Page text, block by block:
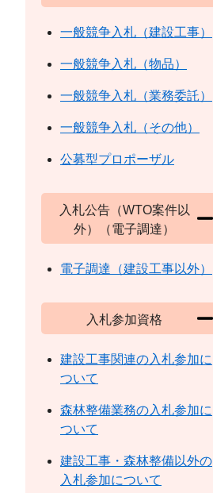
一般競争入札（建設工事）
一般競争入札（物品）
一般競争入札（業務委託）
一般競争入札（その他）
公募型プロポーザル
入札公告（WTO案件以
外）（電子調達）
電子調達（建設工事以外）
入札参加資格
建設工事関連の入札参加に
ついて
森林整備業務の入札参加に
ついて
建設工事・森林整備以外の
入札参加について